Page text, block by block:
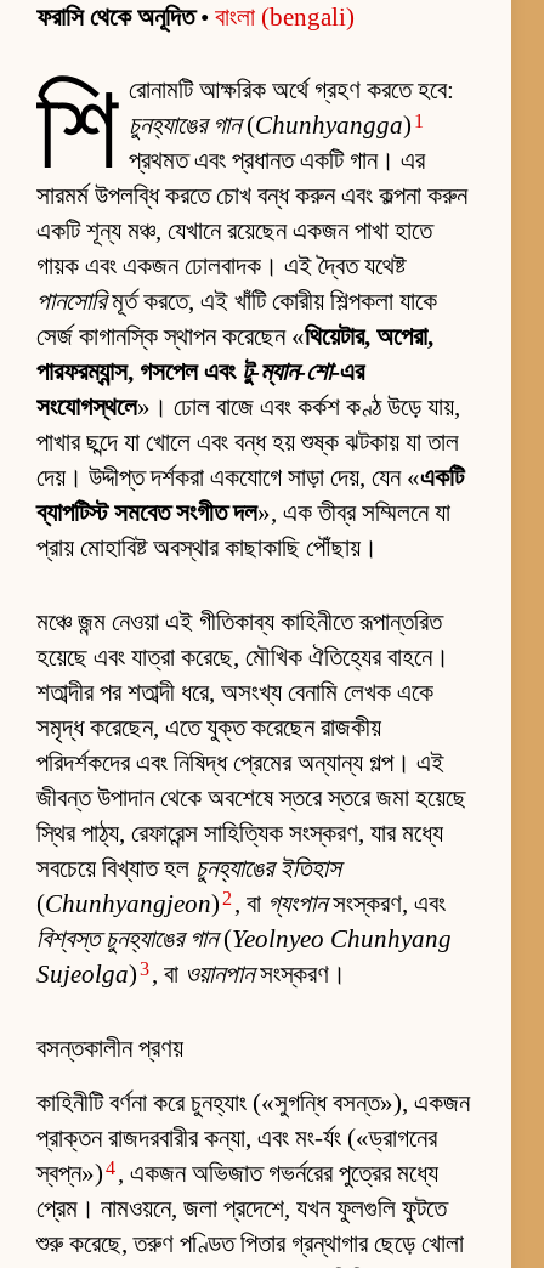
ফরাসি থেকে অনূদিত• বাংলা (bengali)
শি রোনামটি আক্ষরিক অর্থে গ্রহণ করতে হবে:
চুনহ্যাঙের গান(Chunhyangga) 1
প্রথমত এবং প্রধানত একটি গান। এর
সারমর্ম উপলব্ধি করতে চোখ বন্ধ করুন এবং কল্পনা করুন
একটি শূন্য মঞ্চ, যেখানে রয়েছেন একজন পাখা হাতে
গায়ক এবং একজন ঢোলবাদক। এই দ্বৈত যথেষ্ট
পানসোরিমূর্ত করতে, এই খাঁটি কোরীয় শিল্পকলা যাকে
সের্জ কাগানস্কি স্থাপন করেছেন «থিয়েটার, অপেরা,
পারফরম্যান্স, গসপেল এবং টু-ম্যান-শো-এর
সংযোগস্থলে»। ঢোল বাজে এবং কর্কশ কণ্ঠ উড়ে যায়,
পাখার ছন্দে যা খোলে এবং বন্ধ হয় শুষ্ক ঝটকায় যা তাল
দেয়। উদ্দীপ্ত দর্শকরা একযোগে সাড়া দেয়, যেন «একটি
ব্যাপটিস্ট সমবেত সংগীত দল», এক তীব্র সম্মিলনে যা
প্রায় মোহাবিষ্ট অবস্থার কাছাকাছি পৌঁছায়।
মঞ্চে জন্ম নেওয়া এই গীতিকাব্য কাহিনীতে রূপান্তরিত
হয়েছে এবং যাত্রা করেছে, মৌখিক ঐতিহ্যের বাহনে।
শতাব্দীর পর শতাব্দী ধরে, অসংখ্য বেনামি লেখক একে
সমৃদ্ধ করেছেন, এতে যুক্ত করেছেন রাজকীয়
পরিদর্শকদের এবং নিষিদ্ধ প্রেমের অন্যান্য গল্প। এই
জীবন্ত উপাদান থেকে অবশেষে স্তরে স্তরে জমা হয়েছে
স্থির পাঠ্য, রেফারেন্স সাহিত্যিক সংস্করণ, যার মধ্যে
সবচেয়ে বিখ্যাত হল চুনহ্যাঙের ইতিহাস
(Chunhyangjeon) 2 , বা গ্যংপানসংস্করণ, এবং
বিশ্বস্ত চুনহ্যাঙের গান(Yeolnyeo Chunhyang
Sujeolga)3, বা ওয়ানপানসংস্করণ।
বসন্তকালীন প্রণয়
কাহিনীটি বর্ণনা করে চুনহ্যাং («সুগন্ধি বসন্ত»), একজন
প্রাক্তন রাজদরবারীর কন্যা, এবং মং-র্যং («ড্রাগনের
স্বপ্ন»)4, একজন অভিজাত গভর্নরের পুত্রের মধ্যে
প্রেম। নামওয়নে, জলা প্রদেশে, যখন ফুলগুলি ফুটতে
শুরু করেছে, তরুণ পণ্ডিত পিতার গ্রন্থাগার ছেড়ে খোলা